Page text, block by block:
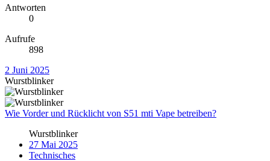
Antworten
0
Aufrufe
898
2 Juni 2025
Wurstblinker
Wie Vorder und Rücklicht von S51 mti Vape betreiben?
Wurstblinker
27 Mai 2025
Technisches